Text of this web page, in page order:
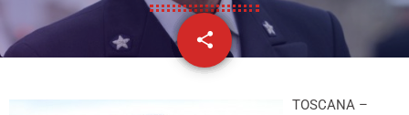
share
email
TOSCANA –